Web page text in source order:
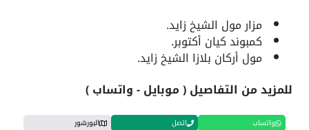
مزار مول الشيخ زايد.
كمبوند كيان أكتوبر.
مول أركان بلازا الشيخ زايد.
للمزيد من التفاصيل ( موبايل - واتساب )
واتساب اتصل البورشور